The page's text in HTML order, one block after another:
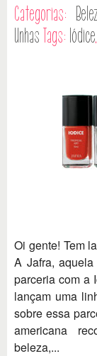
Categorias:
Unhas Tags: Iódice,
Oi gente! Tem
A Jafra,
parceria com a
lançam uma
sobre essa
americana
beleza,...